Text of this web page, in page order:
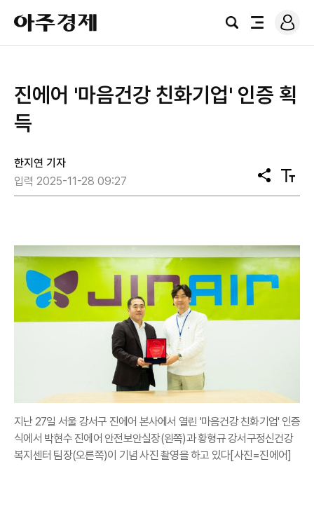
아
주
경
검
전
로
그
진에어 '마음건강 친화기업' 인증 획
득
한지연 기자
입력 2025-11-28 09:27
공
유
텍
스
지난 27일 서울 강서구 진에어 본사에서 열린 '마음건강 친화기업' 인증
식에서 박현수 진에어 안전보안실장(왼쪽)과 황형규 강서구정신건강
복지센터 팀장(오른쪽)이 기념 사진 촬영을 하고 있다[사진=진에어]